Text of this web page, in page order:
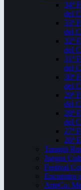
34ª
del
33ª
del
32ª
del
31ª
del
30ª
del
29ª
del
28ª
del
27ª
26ª
Taragüi
Juegos
Festival
Encuentro
ArteCo.